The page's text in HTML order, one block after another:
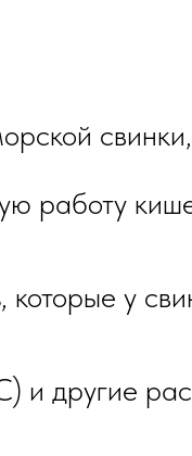
работу
, которые у
и другие